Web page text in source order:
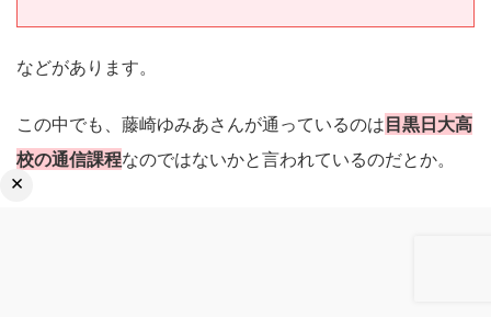
などがあります。
この中でも、藤崎ゆみあさんが通っているのは目黒日大高
校の通信課程なのではないかと言われているのだとか。
×